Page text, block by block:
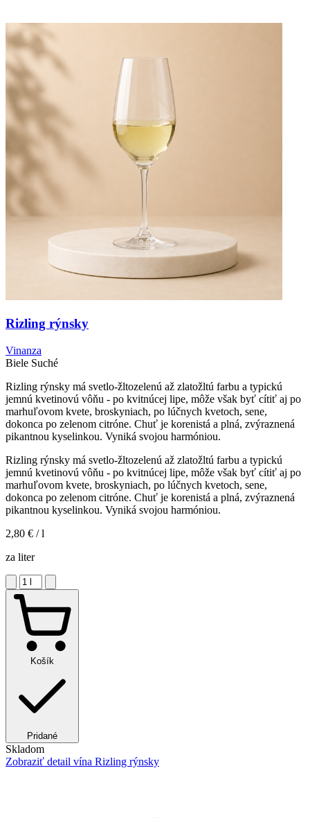
Rizling rýnsky
Vinanza
Biele Suché
Rizling rýnsky má svetlo-žltozelenú až zlatožltú farbu a typickú
jemnú kvetinovú vôňu - po kvitnúcej lipe, môže však byť cítiť aj po
marhuľovom kvete, broskyniach, po lúčnych kvetoch, sene,
dokonca po zelenom citróne. Chuť je korenistá a plná, zvýraznená
pikantnou kyselinkou. Vyniká svojou harmóniou.
Rizling rýnsky má svetlo-žltozelenú až zlatožltú farbu a typickú
jemnú kvetinovú vôňu - po kvitnúcej lipe, môže však byť cítiť aj po
marhuľovom kvete, broskyniach, po lúčnych kvetoch, sene,
dokonca po zelenom citróne. Chuť je korenistá a plná, zvýraznená
pikantnou kyselinkou. Vyniká svojou harmóniou.
2,80 € / l
za liter
Košík
Pridané
Skladom
Zobraziť detail vína Rizling rýnsky